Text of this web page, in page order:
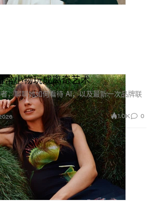
常小物玩成离奇艺术
，聊聊她如何看待 AI，以及最新一次品牌联
1.0K 0